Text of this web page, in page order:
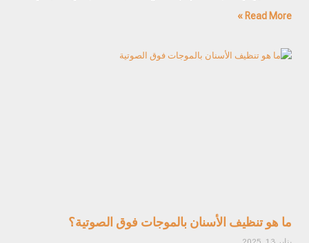
Read More »
ما هو تنظيف الأسنان بالموجات فوق الصوتية؟